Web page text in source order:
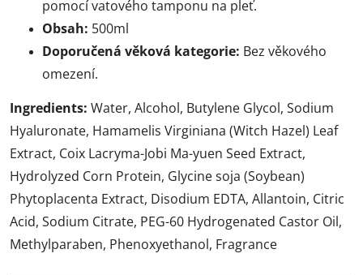
pomocí vatového tamponu na pleť.
Obsah: 500ml
Doporučená věková kategorie: Bez věkového
omezení.
Ingredients: Water, Alcohol, Butylene Glycol, Sodium
Hyaluronate, Hamamelis Virginiana (Witch Hazel) Leaf
Extract, Coix Lacryma-Jobi Ma-yuen Seed Extract,
Hydrolyzed Corn Protein, Glycine soja (Soybean)
Phytoplacenta Extract, Disodium EDTA, Allantoin, Citric
Acid, Sodium Citrate, PEG-60 Hydrogenated Castor Oil,
Methylparaben, Phenoxyethanol, Fragrance